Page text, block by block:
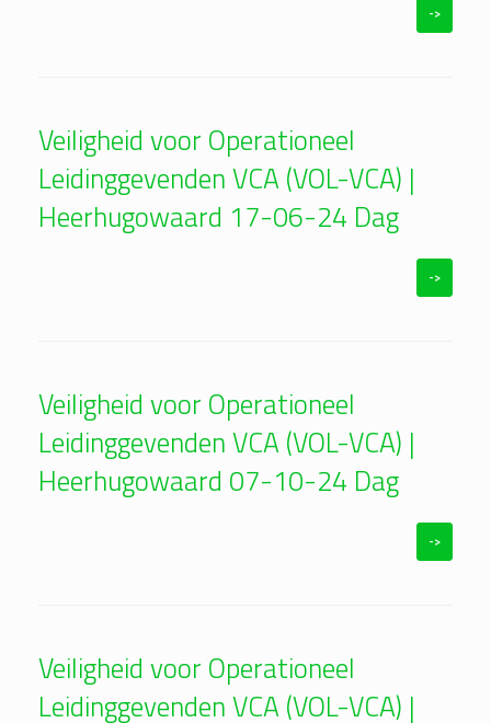
->
Veiligheid voor Operationeel
Leidinggevenden VCA (VOL-VCA) |
Heerhugowaard 17-06-24 Dag
->
Veiligheid voor Operationeel
Leidinggevenden VCA (VOL-VCA) |
Heerhugowaard 07-10-24 Dag
->
Veiligheid voor Operationeel
Leidinggevenden VCA (VOL-VCA) |